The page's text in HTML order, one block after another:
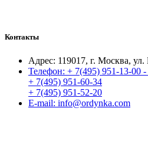
Контакты
Адрес: 119017, г. Москва,
Телефон: + 7(495) 951-13-00
+ 7(495) 951-60-34
+ 7(495) 951-52-20
E-mail: info@ordynka.com